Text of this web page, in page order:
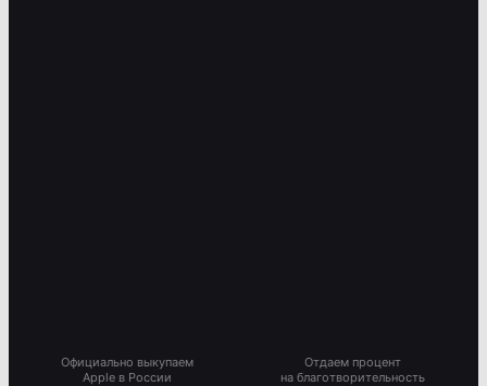
Официально выкупаем
Apple в России
Отдаем процент
на благотворительность